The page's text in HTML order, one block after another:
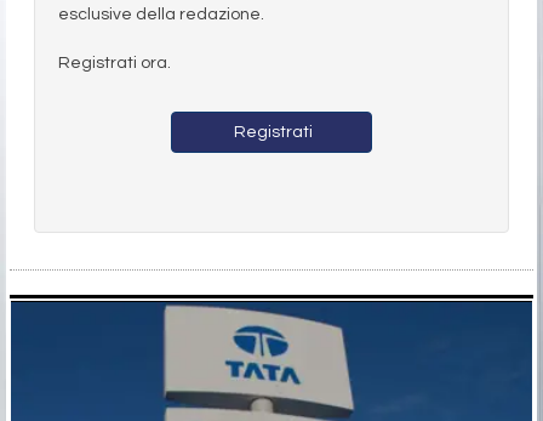
esclusive della redazione.
Registrati ora.
Registrati